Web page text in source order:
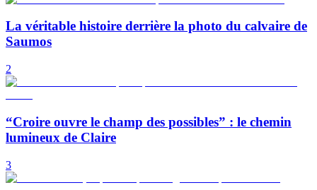
La véritable histoire derrière la photo du calvaire de
Saumos
2
“Croire ouvre le champ des possibles” : le chemin
lumineux de Claire
3